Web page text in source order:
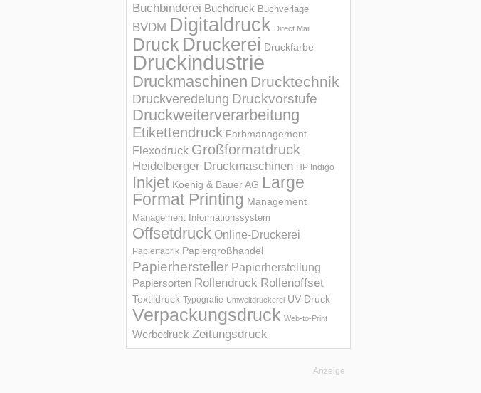
Buchbinderei Buchdruck Buchverlage
BVDM Digitaldruck Direct Mail
Druck Druckerei Druckfarbe
Druckindustrie
Druckmaschinen Drucktechnik
Druckveredelung Druckvorstufe
Druckweiterverarbeitung
Etikettendruck Farbmanagement
Flexodruck Großformatdruck
Heidelberger Druckmaschinen HP Indigo
Inkjet Koenig & Bauer AG Large
Format Printing Management
Management Informations­system
Offsetdruck Online-Druckerei
Papierfabrik Papiergroßhandel
Papierhersteller Papierherstellung
Papiersorten Rollendruck Rollenoffset
Textildruck Typografie Umweltdruckerei UV-Druck
Verpackungsdruck Web-to-Print
Werbedruck Zeitungsdruck
Anzeige